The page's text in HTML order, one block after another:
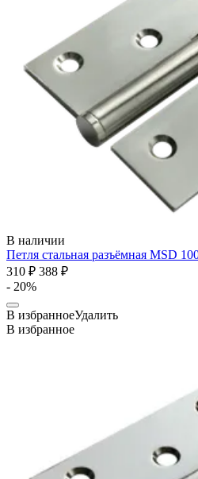
В наличии
Петля стальная разъёмная MSD
310 ₽ 388 ₽
- 20%
В избранноеУдалить
В избранное